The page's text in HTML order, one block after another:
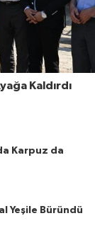
Kaldırdı
Karpuz da
Yeşile Büründü